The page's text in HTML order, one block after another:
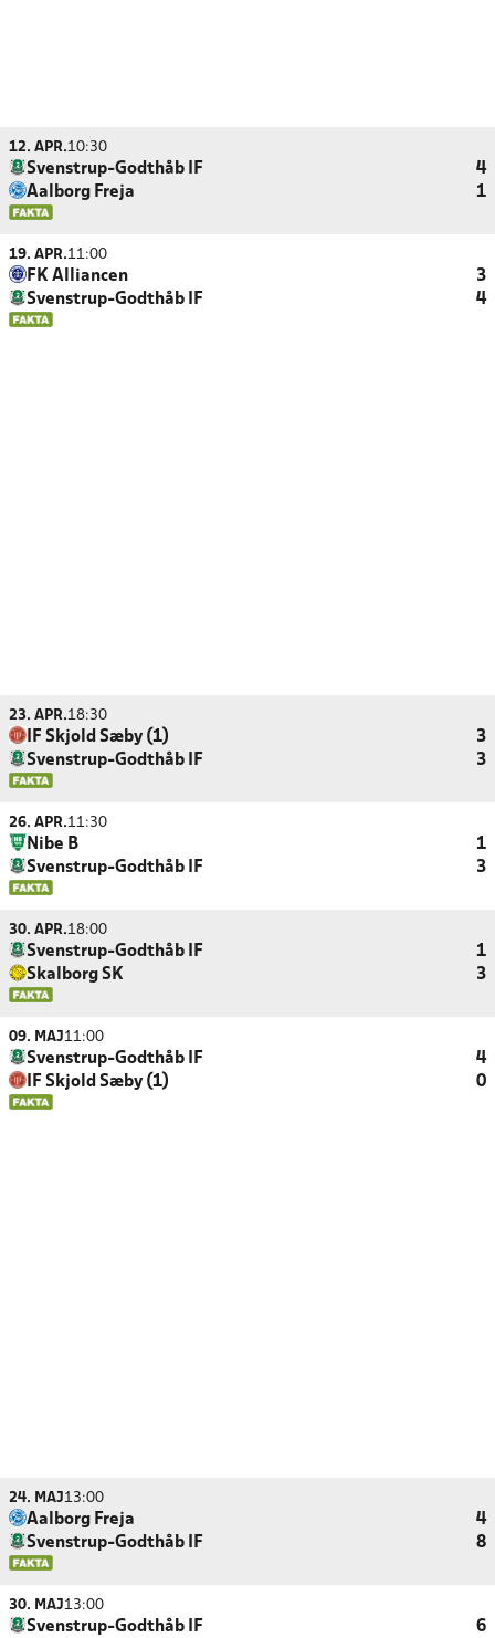
12. APR.10:30
Svenstrup-Godthåb IF
4
Aalborg Freja
1
19. APR.11:00
FK Alliancen
3
Svenstrup-Godthåb IF
4
23. APR.18:30
IF Skjold Sæby (1)
3
Svenstrup-Godthåb IF
3
26. APR.11:30
Nibe B
1
Svenstrup-Godthåb IF
3
30. APR.18:00
Svenstrup-Godthåb IF
1
Skalborg SK
3
09. MAJ11:00
Svenstrup-Godthåb IF
4
IF Skjold Sæby (1)
0
24. MAJ13:00
Aalborg Freja
4
Svenstrup-Godthåb IF
8
30. MAJ13:00
Svenstrup-Godthåb IF 6